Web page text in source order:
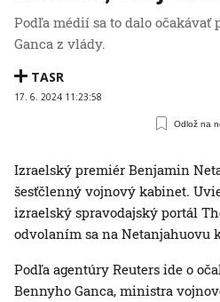
Podľa médií sa to dalo očakávať
Ganca z vlády.
TASR
17. 6. 2024 11:23:58
Odlož na
Izraelský premiér Benjamin
šesťčlenný vojnový kabinet.
izraelský spravodajský portál
odvolaním sa na Netanjahuovu
Podľa agentúry Reuters ide o
Bennyho Ganca, ministra